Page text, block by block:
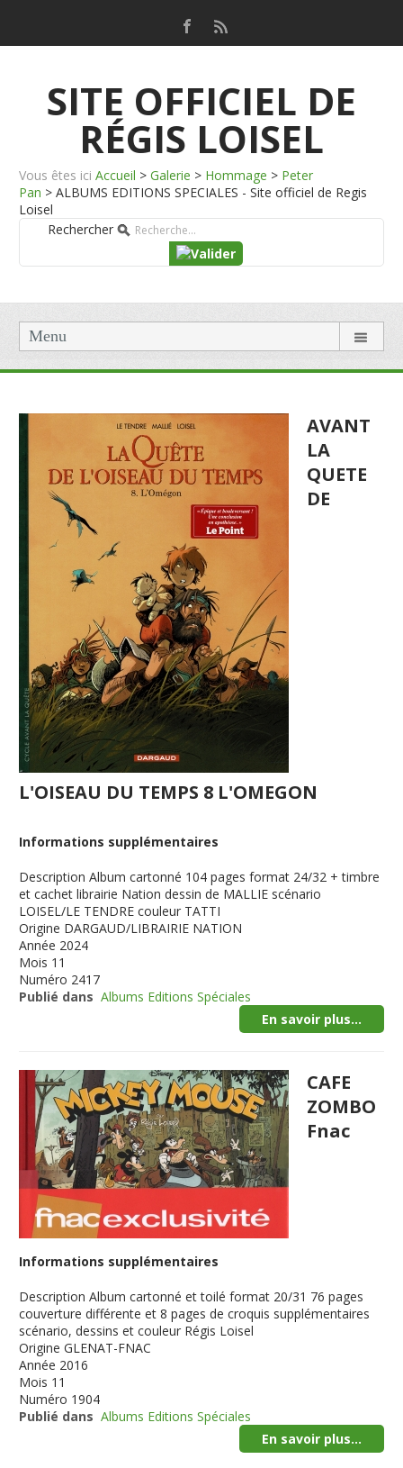
SITE OFFICIEL DE
RÉGIS LOISEL
Vous êtes ici Accueil > Galerie > Hommage > Peter
Pan > ALBUMS EDITIONS SPECIALES - Site officiel de Regis
Loisel
Rechercher
Menu
AVANT
LA
QUETE
DE
L'OISEAU DU TEMPS 8 L'OMEGON
Informations supplémentaires
Description Album cartonné 104 pages format 24/32 + timbre
et cachet librairie Nation dessin de MALLIE scénario
LOISEL/LE TENDRE couleur TATTI
Origine DARGAUD/LIBRAIRIE NATION
Année 2024
Mois 11
Numéro 2417
Publié dans Albums Editions Spéciales
En savoir plus...
CAFE
ZOMBO
Fnac
Informations supplémentaires
Description Album cartonné et toilé format 20/31 76 pages
couverture différente et 8 pages de croquis supplémentaires
scénario, dessins et couleur Régis Loisel
Origine GLENAT-FNAC
Année 2016
Mois 11
Numéro 1904
Publié dans Albums Editions Spéciales
En savoir plus...